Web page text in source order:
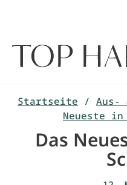
Startseite / Aus-
Neueste in
Das